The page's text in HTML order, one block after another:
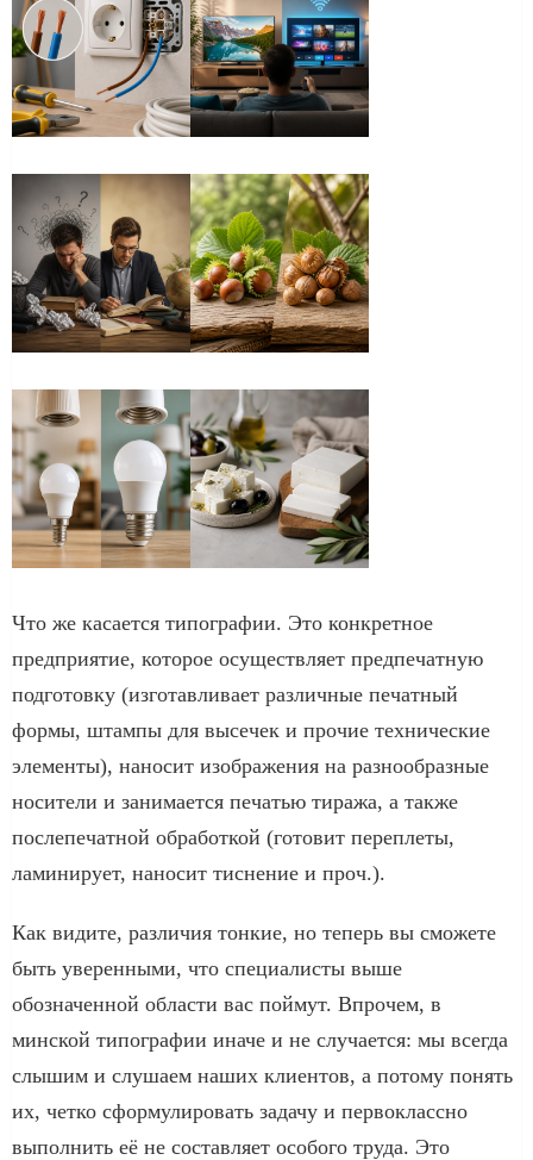
Что же касается типографии. Это конкретное
предприятие, которое осуществляет предпечатную
подготовку (изготавливает различные печатный
формы, штампы для высечек и прочие технические
элементы), наносит изображения на разнообразные
носители и занимается печатью тиража, а также
послепечатной обработкой (готовит переплеты,
ламинирует, наносит тиснение и проч.).
Как видите, различия тонкие, но теперь вы сможете
быть уверенными, что специалисты выше
обозначенной области вас поймут. Впрочем, в
минской типографии иначе и не случается: мы всегда
слышим и слушаем наших клиентов, а потому понять
их, четко сформулировать задачу и первоклассно
выполнить её не составляет особого труда. Это